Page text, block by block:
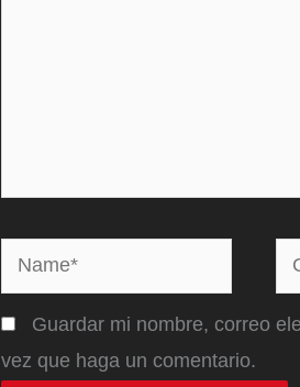
Name*
Guardar mi nombre, correo
vez que haga un comentario.